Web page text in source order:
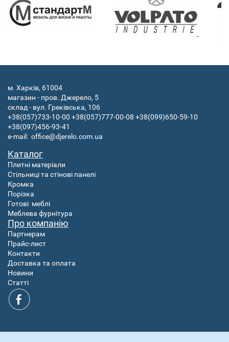
м. Харків, 61004
магазин - пров. Джерело, 5
склад - вул. Греківська, 106
+38(057)733-10-00 +38(057)777-00-08 +38(099)650-59-10
+38(097)456-93-41
e-mail: office@djerelo.com.ua
Каталог
Плитні матеріали
Стільниці та стінові панелі
Кромка
Порізка
Готові меблі
Меблева фурнітура
Про компанію
Партнерам
Прайс-лист
Контакти
Доставка та оплата
Новини
Статті